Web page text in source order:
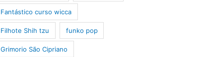
Fantástico curso wicca
Filhote Shih tzu funko pop
Grimorio São Cipriano